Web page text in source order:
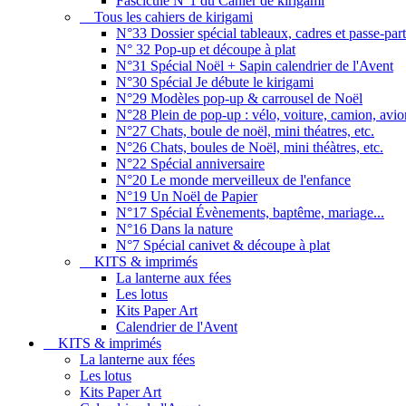
Tous les cahiers de kirigami
N°33 Dossier spécial tableaux, cadres et passe-
N° 32 Pop-up et découpe à plat
N°31 Spécial Noël + Sapin calendrier de l'Avent
N°30 Spécial Je débute le kirigami
N°29 Modèles pop-up & carrousel de Noël
N°28 Plein de pop-up : vélo, voiture, camion,
N°27 Chats, boule de noël, mini théatres, etc.
N°26 Chats, boules de Noël, mini théàtres, etc.
N°22 Spécial anniversaire
N°20 Le monde merveilleux de l'enfance
N°19 Un Noël de Papier
N°17 Spécial Évènements, baptême, mariage...
N°16 Dans la nature
N°7 Spécial canivet & découpe à plat
KITS & imprimés
La lanterne aux fées
Les lotus
Kits Paper Art
Calendrier de l'Avent
KITS & imprimés
La lanterne aux fées
Les lotus
Kits Paper Art